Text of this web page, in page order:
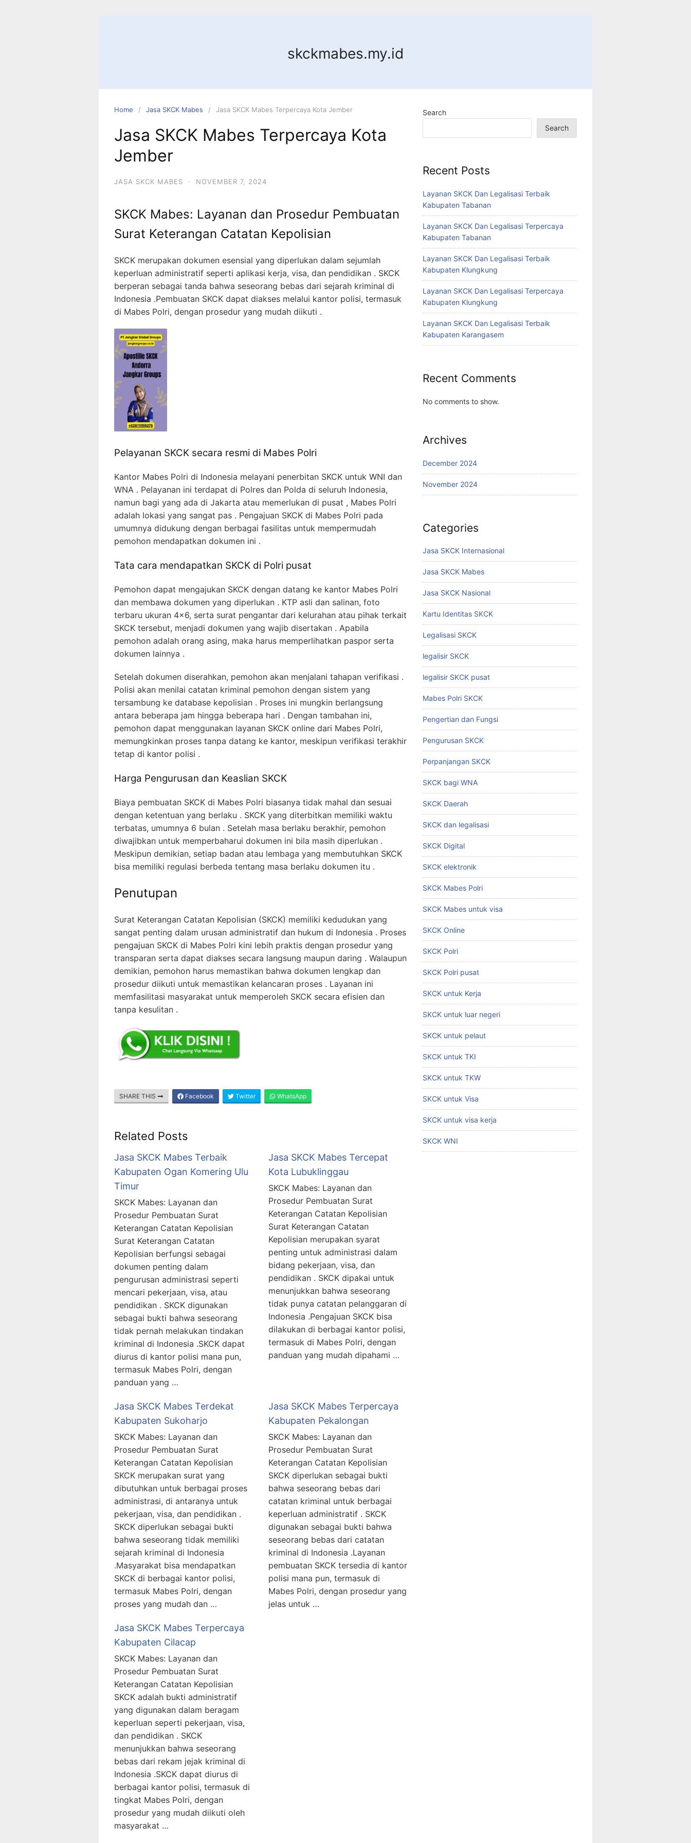
skckmabes.my.id
Home Jasa SKCK Mabes Jasa SKCK Mabes Terpercaya Kota Jember
Jasa SKCK Mabes Terpercaya Kota
Jember
JASA SKCK MABES · NOVEMBER 7, 2024
SKCK Mabes: Layanan dan Prosedur Pembuatan
Surat Keterangan Catatan Kepolisian
SKCK merupakan dokumen esensial yang diperlukan dalam sejumlah
keperluan administratif seperti aplikasi kerja, visa, dan pendidikan . SKCK
berperan sebagai tanda bahwa seseorang bebas dari sejarah kriminal di
Indonesia .Pembuatan SKCK dapat diakses melalui kantor polisi, termasuk
di Mabes Polri, dengan prosedur yang mudah diikuti .
Pelayanan SKCK secara resmi di Mabes Polri
Kantor Mabes Polri di Indonesia melayani penerbitan SKCK untuk WNI dan
WNA . Pelayanan ini terdapat di Polres dan Polda di seluruh Indonesia,
namun bagi yang ada di Jakarta atau memerlukan di pusat , Mabes Polri
adalah lokasi yang sangat pas . Pengajuan SKCK di Mabes Polri pada
umumnya didukung dengan berbagai fasilitas untuk mempermudah
pemohon mendapatkan dokumen ini .
Tata cara mendapatkan SKCK di Polri pusat
Pemohon dapat mengajukan SKCK dengan datang ke kantor Mabes Polri
dan membawa dokumen yang diperlukan . KTP asli dan salinan, foto
terbaru ukuran 4×6, serta surat pengantar dari kelurahan atau pihak terkait
SKCK tersebut, menjadi dokumen yang wajib disertakan . Apabila
pemohon adalah orang asing, maka harus memperlihatkan paspor serta
dokumen lainnya .
Setelah dokumen diserahkan, pemohon akan menjalani tahapan verifikasi .
Polisi akan menilai catatan kriminal pemohon dengan sistem yang
tersambung ke database kepolisian . Proses ini mungkin berlangsung
antara beberapa jam hingga beberapa hari . Dengan tambahan ini,
pemohon dapat menggunakan layanan SKCK online dari Mabes Polri,
memungkinkan proses tanpa datang ke kantor, meskipun verifikasi terakhir
tetap di kantor polisi .
Harga Pengurusan dan Keaslian SKCK
Biaya pembuatan SKCK di Mabes Polri biasanya tidak mahal dan sesuai
dengan ketentuan yang berlaku . SKCK yang diterbitkan memiliki waktu
terbatas, umumnya 6 bulan . Setelah masa berlaku berakhir, pemohon
diwajibkan untuk memperbaharui dokumen ini bila masih diperlukan .
Meskipun demikian, setiap badan atau lembaga yang membutuhkan SKCK
bisa memiliki regulasi berbeda tentang masa berlaku dokumen itu .
Penutupan
Surat Keterangan Catatan Kepolisian (SKCK) memiliki kedudukan yang
sangat penting dalam urusan administratif dan hukum di Indonesia . Proses
pengajuan SKCK di Mabes Polri kini lebih praktis dengan prosedur yang
transparan serta dapat diakses secara langsung maupun daring . Walaupun
demikian, pemohon harus memastikan bahwa dokumen lengkap dan
prosedur diikuti untuk memastikan kelancaran proses . Layanan ini
memfasilitasi masyarakat untuk memperoleh SKCK secara efisien dan
tanpa kesulitan .
SHARE THIS Facebook Twitter WhatsApp
Related Posts
Jasa SKCK Mabes Terbaik
Kabupaten Ogan Komering Ulu
Timur
SKCK Mabes: Layanan dan
Prosedur Pembuatan Surat
Keterangan Catatan Kepolisian
Surat Keterangan Catatan
Kepolisian berfungsi sebagai
dokumen penting dalam
pengurusan administrasi seperti
mencari pekerjaan, visa, atau
pendidikan . SKCK digunakan
sebagai bukti bahwa seseorang
tidak pernah melakukan tindakan
kriminal di Indonesia .SKCK dapat
diurus di kantor polisi mana pun,
termasuk Mabes Polri, dengan
panduan yang …
Jasa SKCK Mabes Tercepat
Kota Lubuklinggau
SKCK Mabes: Layanan dan
Prosedur Pembuatan Surat
Keterangan Catatan Kepolisian
Surat Keterangan Catatan
Kepolisian merupakan syarat
penting untuk administrasi dalam
bidang pekerjaan, visa, dan
pendidikan . SKCK dipakai untuk
menunjukkan bahwa seseorang
tidak punya catatan pelanggaran di
Indonesia .Pengajuan SKCK bisa
dilakukan di berbagai kantor polisi,
termasuk di Mabes Polri, dengan
panduan yang mudah dipahami …
Jasa SKCK Mabes Terdekat
Kabupaten Sukoharjo
SKCK Mabes: Layanan dan
Prosedur Pembuatan Surat
Keterangan Catatan Kepolisian
SKCK merupakan surat yang
dibutuhkan untuk berbagai proses
administrasi, di antaranya untuk
pekerjaan, visa, dan pendidikan .
SKCK diperlukan sebagai bukti
bahwa seseorang tidak memiliki
sejarah kriminal di Indonesia
.Masyarakat bisa mendapatkan
SKCK di berbagai kantor polisi,
termasuk Mabes Polri, dengan
proses yang mudah dan …
Jasa SKCK Mabes Terpercaya
Kabupaten Pekalongan
SKCK Mabes: Layanan dan
Prosedur Pembuatan Surat
Keterangan Catatan Kepolisian
SKCK diperlukan sebagai bukti
bahwa seseorang bebas dari
catatan kriminal untuk berbagai
keperluan administratif . SKCK
digunakan sebagai bukti bahwa
seseorang bebas dari catatan
kriminal di Indonesia .Layanan
pembuatan SKCK tersedia di kantor
polisi mana pun, termasuk di
Mabes Polri, dengan prosedur yang
jelas untuk …
Jasa SKCK Mabes Terpercaya
Kabupaten Cilacap
SKCK Mabes: Layanan dan
Prosedur Pembuatan Surat
Keterangan Catatan Kepolisian
SKCK adalah bukti administratif
yang digunakan dalam beragam
keperluan seperti pekerjaan, visa,
dan pendidikan . SKCK
menunjukkan bahwa seseorang
bebas dari rekam jejak kriminal di
Indonesia .SKCK dapat diurus di
berbagai kantor polisi, termasuk di
tingkat Mabes Polri, dengan
prosedur yang mudah diikuti oleh
masyarakat …
Search
Search
Recent Posts
Layanan SKCK Dan Legalisasi Terbaik
Kabupaten Tabanan
Layanan SKCK Dan Legalisasi Terpercaya
Kabupaten Tabanan
Layanan SKCK Dan Legalisasi Terbaik
Kabupaten Klungkung
Layanan SKCK Dan Legalisasi Terpercaya
Kabupaten Klungkung
Layanan SKCK Dan Legalisasi Terbaik
Kabupaten Karangasem
Recent Comments
No comments to show.
Archives
December 2024
November 2024
Categories
Jasa SKCK Internasional
Jasa SKCK Mabes
Jasa SKCK Nasional
Kartu Identitas SKCK
Legalisasi SKCK
legalisir SKCK
legalisir SKCK pusat
Mabes Polri SKCK
Pengertian dan Fungsi
Pengurusan SKCK
Perpanjangan SKCK
SKCK bagi WNA
SKCK Daerah
SKCK dan legalisasi
SKCK Digital
SKCK elektronik
SKCK Mabes Polri
SKCK Mabes untuk visa
SKCK Online
SKCK Polri
SKCK Polri pusat
SKCK untuk Kerja
SKCK untuk luar negeri
SKCK untuk pelaut
SKCK untuk TKI
SKCK untuk TKW
SKCK untuk Visa
SKCK untuk visa kerja
SKCK WNI